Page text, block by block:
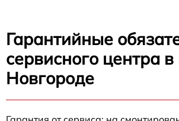
Гарантийные
сервисного центра
Новгороде